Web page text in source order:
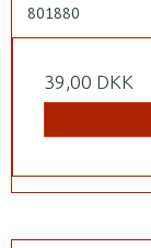
801880
39,00 DKK